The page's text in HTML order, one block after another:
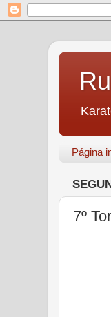
Página
7º